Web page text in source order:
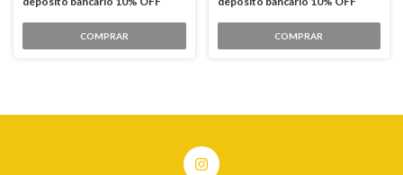
COMPRAR COMPRAR